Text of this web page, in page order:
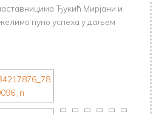
Ђукић Мирјани и
пуно успеха у даљем